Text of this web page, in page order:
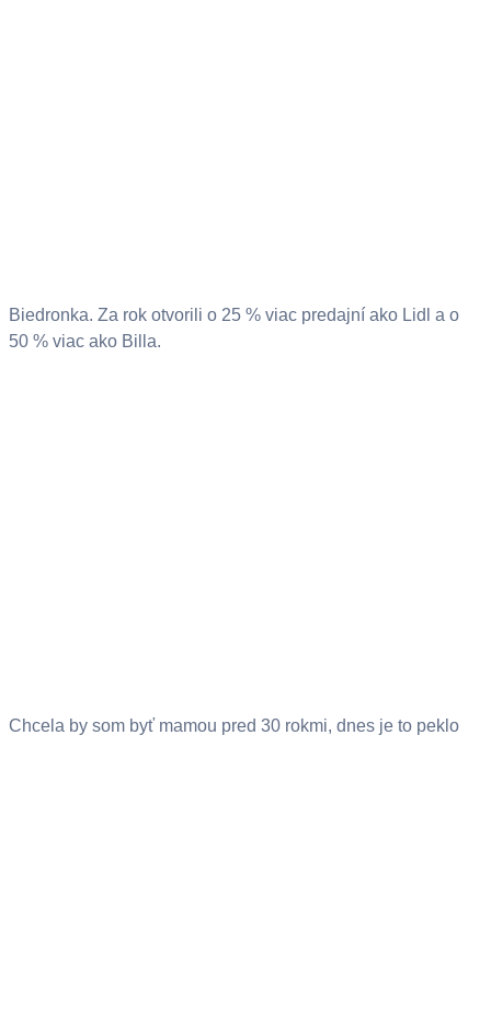
Biedronka. Za rok otvorili o 25 % viac predajní ako Lidl a o
50 % viac ako Billa.
Chcela by som byť mamou pred 30 rokmi, dnes je to peklo